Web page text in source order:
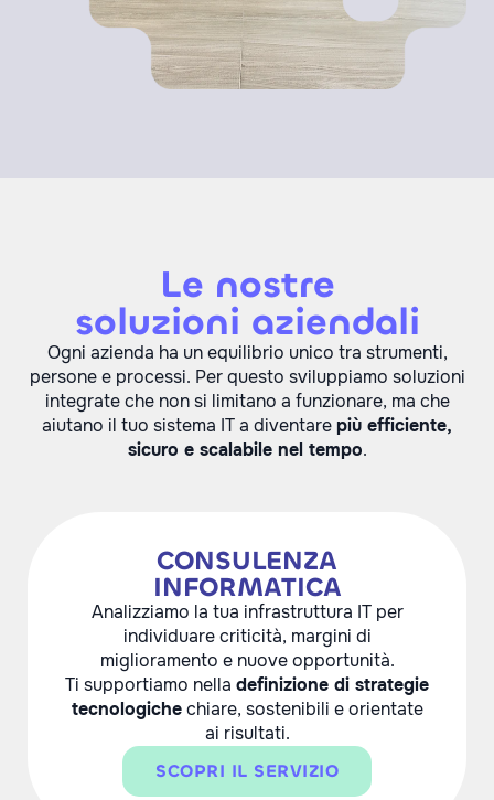
Le nostre
soluzioni aziendali
Ogni azienda ha un equilibrio unico tra strumenti,
persone e processi. Per questo sviluppiamo soluzioni
integrate che non si limitano a funzionare, ma che
aiutano il tuo sistema IT a diventarepiù efficiente,
sicuro e scalabile nel tempo.
CONSULENZA
INFORMATICA
Analizziamo la tua infrastruttura IT per
individuare criticità, margini di
miglioramento e nuove opportunità.
Ti supportiamo nella definizione di strategie
tecnologichechiare, sostenibili e orientate
ai risultati.
SCOPRI IL SERVIZIO